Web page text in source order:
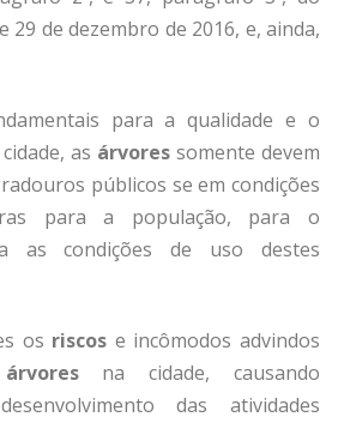
29 de dezembro de 2016, e, ainda,
para a qualidade e o
as árvoressomente devem
públicos se em condições
para a população, para o
as condições de uso destes
os riscos e incômodos advindos
na cidade, causando
das atividades